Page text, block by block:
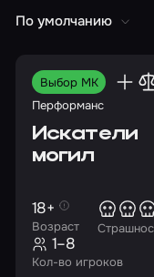
По умолчанию
Выбор МК
Перформанс
Искатели
могил
Возраст
18+
Кол-во игроков
1–8